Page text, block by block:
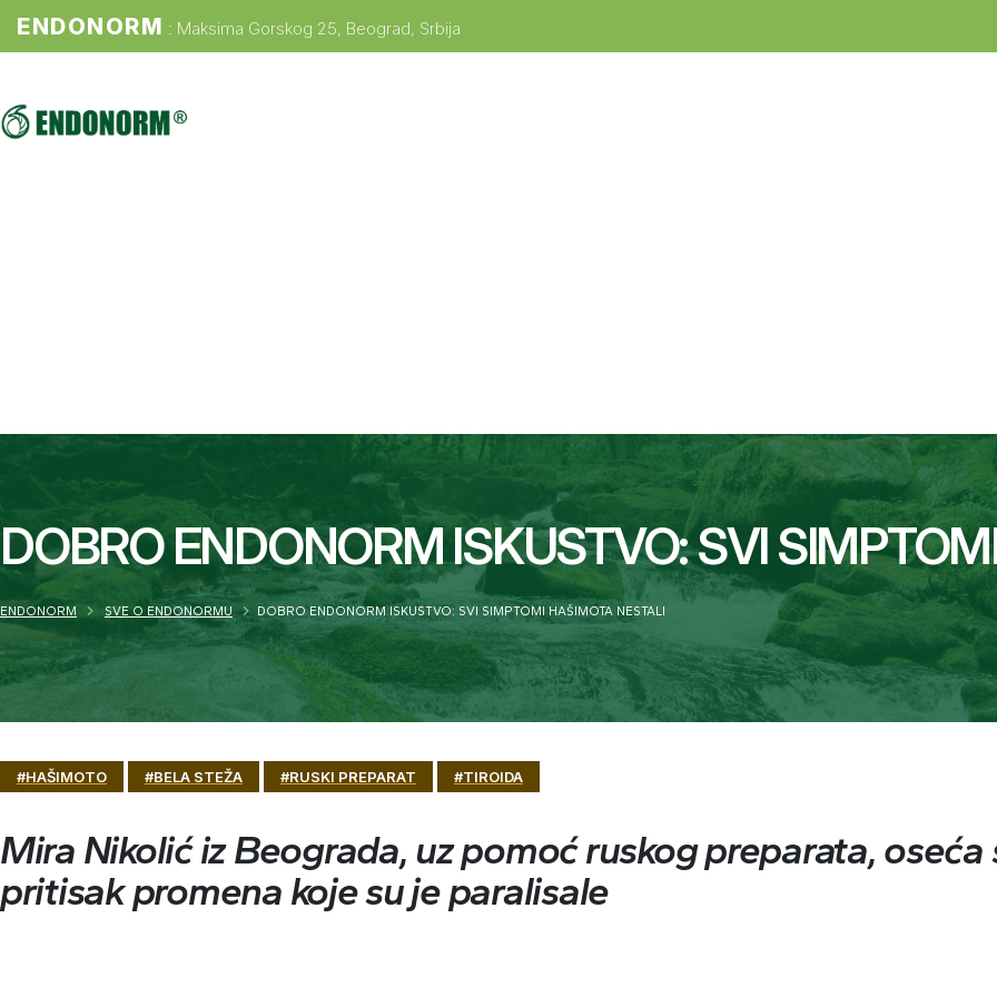
ENDONORM : Maksima Gorskog 25, Beograd, Srbija
DOBRO ENDONORM ISKUSTVO: SVI
ENDONORM SVE O ENDONORMU DOBRO ENDONORM ISKUSTVO: SVI SIMPTOMI HAŠIMOTA NESTALI
#HAŠIMOTO #BELA STEŽA #RUSKI PREPARAT #TIROIDA
Mira Nikolić iz Beograda, uz pomoć ruskog preparata,
pritisak promena koje su je paralisale